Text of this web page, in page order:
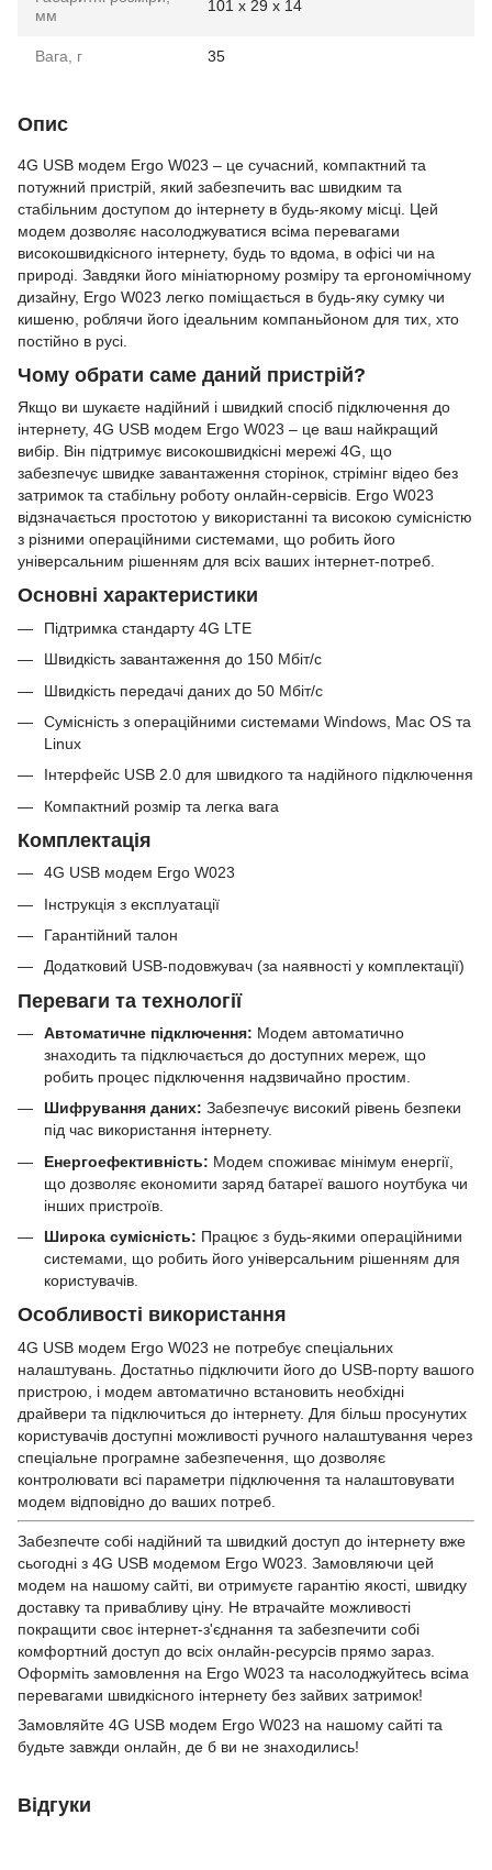
мм
101 x 29 x 14
Вага, г 35
Опис
4G USB модем Ergo W023 – це сучасний, компактний та
потужний пристрій, який забезпечить вас швидким та
стабільним доступом до інтернету в будь-якому місці. Цей
модем дозволяє насолоджуватися всіма перевагами
високошвидкісного інтернету, будь то вдома, в офісі чи на
природі. Завдяки його мініатюрному розміру та ергономічному
дизайну, Ergo W023 легко поміщається в будь-яку сумку чи
кишеню, роблячи його ідеальним компаньйоном для тих, хто
постійно в русі.
Чому обрати саме даний пристрій?
Якщо ви шукаєте надійний і швидкий спосіб підключення до
інтернету, 4G USB модем Ergo W023 – це ваш найкращий
вибір. Він підтримує високошвидкісні мережі 4G, що
забезпечує швидке завантаження сторінок, стрімінг відео без
затримок та стабільну роботу онлайн-сервісів. Ergo W023
відзначається простотою у використанні та високою сумісністю
з різними операційними системами, що робить його
універсальним рішенням для всіх ваших інтернет-потреб.
Основні характеристики
Підтримка стандарту 4G LTE
Швидкість завантаження до 150 Мбіт/с
Швидкість передачі даних до 50 Мбіт/с
Сумісність з операційними системами Windows, Mac OS та
Linux
Інтерфейс USB 2.0 для швидкого та надійного підключення
Компактний розмір та легка вага
Комплектація
4G USB модем Ergo W023
Інструкція з експлуатації
Гарантійний талон
Додатковий USB-подовжувач (за наявності у комплектації)
Переваги та технології
Автоматичне підключення: Модем автоматично
знаходить та підключається до доступних мереж, що
робить процес підключення надзвичайно простим.
Шифрування даних: Забезпечує високий рівень безпеки
під час використання інтернету.
Енергоефективність: Модем споживає мінімум енергії,
що дозволяє економити заряд батареї вашого ноутбука чи
інших пристроїв.
Широка сумісність: Працює з будь-якими операційними
системами, що робить його універсальним рішенням для
користувачів.
Особливості використання
4G USB модем Ergo W023 не потребує спеціальних
налаштувань. Достатньо підключити його до USB-порту вашого
пристрою, і модем автоматично встановить необхідні
драйвери та підключиться до інтернету. Для більш просунутих
користувачів доступні можливості ручного налаштування через
спеціальне програмне забезпечення, що дозволяє
контролювати всі параметри підключення та налаштовувати
модем відповідно до ваших потреб.
Забезпечте собі надійний та швидкий доступ до інтернету вже
сьогодні з 4G USB модемом Ergo W023. Замовляючи цей
модем на нашому сайті, ви отримуєте гарантію якості, швидку
доставку та привабливу ціну. Не втрачайте можливості
покращити своє інтернет-з'єднання та забезпечити собі
комфортний доступ до всіх онлайн-ресурсів прямо зараз.
Оформіть замовлення на Ergo W023 та насолоджуйтесь всіма
перевагами швидкісного інтернету без зайвих затримок!
Замовляйте 4G USB модем Ergo W023 на нашому сайті та
будьте завжди онлайн, де б ви не знаходились!
Відгуки